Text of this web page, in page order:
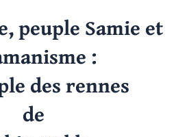
peuple Samie et
:
des rennes
de